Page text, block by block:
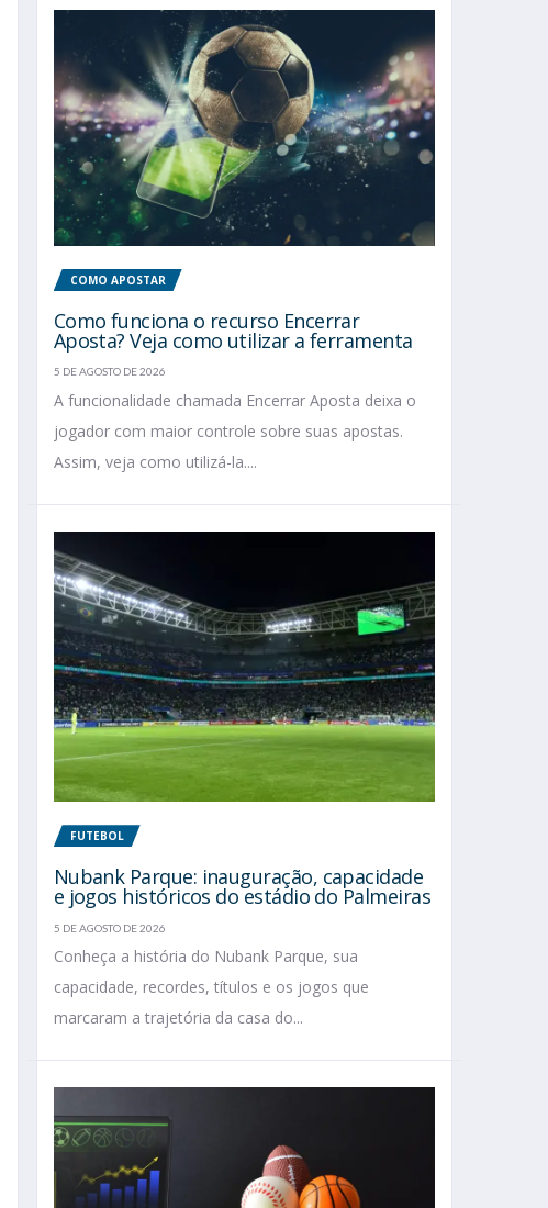
COMO APOSTAR
Como funciona o recurso Encerrar
Aposta? Veja como utilizar a ferramenta
5 DE AGOSTO DE 2026
A funcionalidade chamada Encerrar Aposta deixa o
jogador com maior controle sobre suas apostas.
Assim, veja como utilizá-la....
FUTEBOL
Nubank Parque: inauguração, capacidade
e jogos históricos do estádio do Palmeiras
5 DE AGOSTO DE 2026
Conheça a história do Nubank Parque, sua
capacidade, recordes, títulos e os jogos que
marcaram a trajetória da casa do...